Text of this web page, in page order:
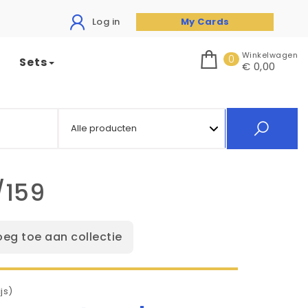
Log in My Cards
Sets 0 Winkelwagen
€ 0,00
toe aan collectie